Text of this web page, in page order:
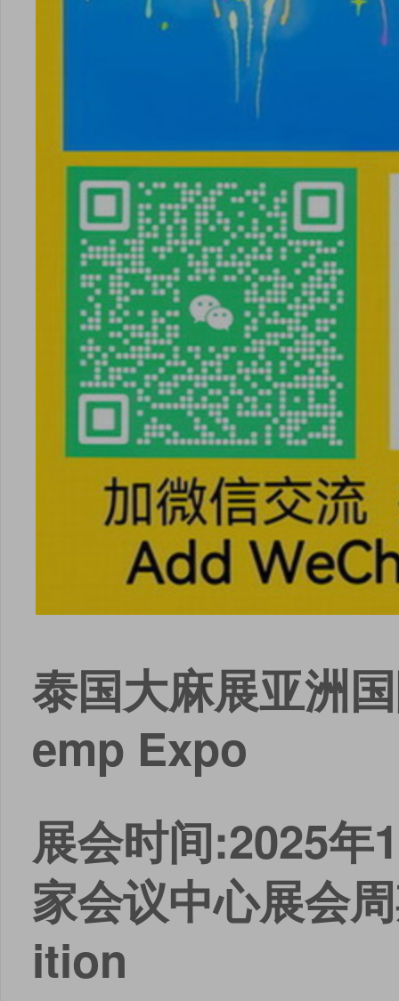
泰国大麻展亚洲
emp Expo
展会时间:2025年
家会议中心展会
ition